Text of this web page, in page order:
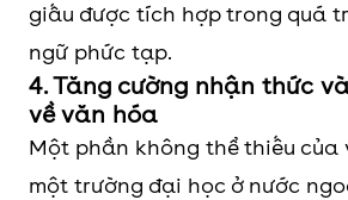
giấu được tích hợp trong quá
ngữ phức tạp.
4. Tăng cường nhận thức
về văn hóa
Một phần không thể thiếu
một trường đại học ở nước